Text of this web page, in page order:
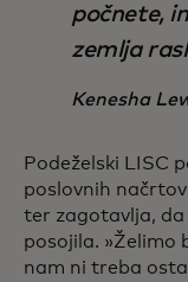
počnete,
zemlja
Kenesha
Podeželski LISC
poslovnih
ter zagotavlja,
posojila. »Želimo
nam ni treba